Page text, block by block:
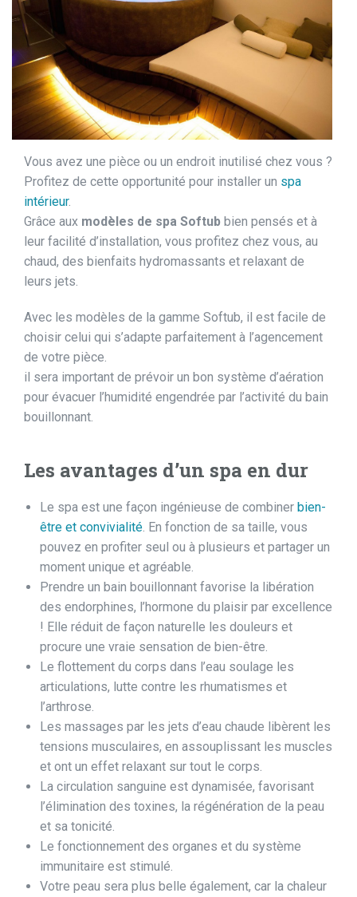
Vous avez une pièce ou un endroit inutilisé chez vous ?
Profitez de cette opportunité pour installer un spa
intérieur.
Grâce aux modèles de spa Softub bien pensés et à
leur facilité d’installation, vous profitez chez vous, au
chaud, des bienfaits hydromassants et relaxant de
leurs jets.
Avec les modèles de la gamme Softub, il est facile de
choisir celui qui s’adapte parfaitement à l’agencement
de votre pièce.
il sera important de prévoir un bon système d’aération
pour évacuer l’humidité engendrée par l’activité du bain
bouillonnant.
Les avantages d’un spa en dur
Le spa est une façon ingénieuse de combiner bien-
être et convivialité . En fonction de sa taille, vous
pouvez en profiter seul ou à plusieurs et partager un
moment unique et agréable.
Prendre un bain bouillonnant favorise la libération
des endorphines, l’hormone du plaisir par excellence
! Elle réduit de façon naturelle les douleurs et
procure une vraie sensation de bien-être.
Le flottement du corps dans l’eau soulage les
articulations, lutte contre les rhumatismes et
l’arthrose.
Les massages par les jets d’eau chaude libèrent les
tensions musculaires, en assouplissant les muscles
et ont un effet relaxant sur tout le corps.
La circulation sanguine est dynamisée, favorisant
l’élimination des toxines, la régénération de la peau
et sa tonicité.
Le fonctionnement des organes et du système
immunitaire est stimulé.
Votre peau sera plus belle également, car la chaleur